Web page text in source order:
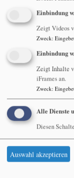
Bildrechte
Einbindung
Zeigt Videos
Zweck:
Einbindung
Zeigt Inhalte
iFrames an.
Zweck:
Alle Dienste
Diesen
Auswahl akzeptieren